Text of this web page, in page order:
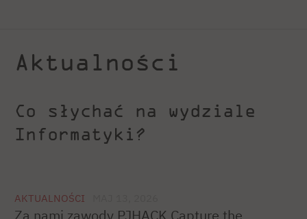
Aktualności
Co słychać na wydziale
Informatyki?
AKTUALNOŚCI
Za nami zawody PJHACK Capture the